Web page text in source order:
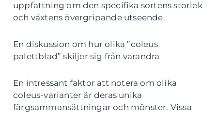
uppfattning om den specifika sortens storlek
och växtens övergripande utseende.
En diskussion om hur olika ”coleus
palettblad” skiljer sig från varandra
En intressant faktor att notera om olika
coleus-varianter är deras unika
färgsammansättningar och mönster. Vissa